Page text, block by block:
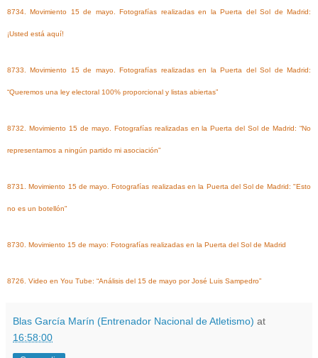
8734. Movimiento 15 de mayo. Fotografías realizadas en la Puerta del Sol de Madrid:
¡Usted está aquí!
8733. Movimiento 15 de mayo. Fotografías realizadas en la Puerta del Sol de Madrid:
“Queremos una ley electoral 100% proporcional y listas abiertas”
8732. Movimiento 15 de mayo. Fotografías realizadas en la Puerta del Sol de Madrid: “No
representamos a ningún partido mi asociación”
8731. Movimiento 15 de mayo. Fotografías realizadas en la Puerta del Sol de Madrid: "Esto
no es un botellón"
8730. Movimiento 15 de mayo: Fotografías realizadas en la Puerta del Sol de Madrid
8726. Video en You Tube: “Análisis del 15 de mayo por José Luis Sampedro”
Blas García Marín (Entrenador Nacional de Atletismo) at
16:58:00